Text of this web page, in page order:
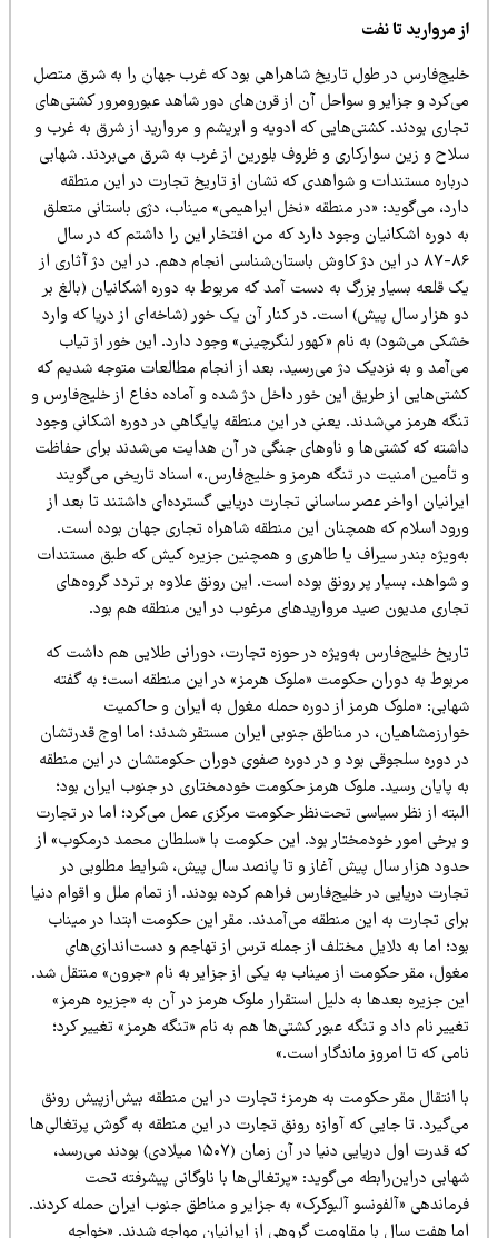
مروارید تا نفت
در طول تاریخ شاهراهی بود که غرب جهان را به شرق متصل
و جزایر و سواحل آن از قرن‌های دور شاهد عبورومرور کشتی‌های
بودند. کشتی‌هایی که ادویه و ابریشم و مروارید از شرق به غرب و
و زین سوارکاری و ظروف بلورین از غرب به شرق می‌بردند. شهابی
مستندات و شواهدی که نشان از تاریخ تجارت در این منطقه
می‌گوید: «در منطقه «نخل ابراهیمی» میناب، دژی باستانی متعلق
دوره اشکانیان وجود دارد که من افتخار این را داشتم که در سال
۸۶-۸۷ در این دژ کاوش باستان‌شناسی انجام دهم. در این دژ آثاری از
قلعه بسیار بزرگ به دست آمد که مربوط به دوره اشکانیان (بالغ بر
هزار سال پیش) است. در کنار آن یک خور (شاخه‌ای از دریا که وارد
می‌شود) به نام «کهور لنگرچینی» وجود دارد. این خور از تیاب
و به نزدیک دژ می‌رسید. بعد از انجام مطالعات متوجه شدیم که
از طریق این خور داخل دژ شده و آماده دفاع از خلیج‌فارس و
هرمز می‌شدند. یعنی در این منطقه پایگاهی در دوره اشکانی وجود
که کشتی‌ها و ناوهای جنگی در آن هدایت می‌شدند برای حفاظت
تأمین امنیت در تنگه هرمز و خلیج‌فارس.» اسناد تاریخی می‌گویند
اواخر عصر ساسانی تجارت دریایی گسترده‌ای داشتند تا بعد از
اسلام که همچنان این منطقه شاهراه تجاری جهان بوده است.
بندر سیراف یا طاهری و همچنین جزیره کیش که طبق مستندات
شواهد، بسیار پر رونق بوده است. این رونق علاوه بر تردد گروه‌های
مدیون صید مرواریدهای مرغوب در این منطقه هم بود.
خلیج‌فارس به‌ویژه در حوزه تجارت، دورانی طلایی هم داشت که
به دوران حکومت «ملوک هرمز» در این منطقه است؛ به گفته
«ملوک هرمز از دوره حمله مغول به ایران و حاکمیت
در مناطق جنوبی ایران مستقر شدند؛ اما اوج قدرتشان
دوره سلجوقی بود و در دوره صفوی دوران حکومتشان در این منطقه
پایان رسید. ملوک هرمز حکومت خودمختاری در جنوب ایران بود؛
از نظر سیاسی تحت‌نظر حکومت مرکزی عمل می‌کرد؛ اما در تجارت
برخی امور خودمختار بود. این حکومت با «سلطان محمد درمکوب» از
هزار سال پیش آغاز و تا پانصد سال پیش، شرایط مطلوبی در
دریایی در خلیج‌فارس فراهم کرده بودند. از تمام ملل و اقوام دنیا
تجارت به این منطقه می‌آمدند. مقر این حکومت ابتدا در میناب
اما به دلایل مختلف از جمله ترس از تهاجم و دست‌اندازی‌های
مقر حکومت از میناب به یکی از جزایر به نام «جرون» منتقل شد.
جزیره بعدها به دلیل استقرار ملوک هرمز در آن به «جزیره هرمز»
نام داد و تنگه عبور کشتی‌ها هم به نام «تنگه هرمز» تغییر کرد؛
که تا امروز ماندگار است.»
انتقال مقر حکومت به هرمز؛ تجارت در این منطقه بیش‌ازپیش رونق
تا جایی که آوازه رونق تجارت در این منطقه به گوش پرتغالی‌ها
که قدرت اول دریایی دنیا در آن زمان (۱۵۰۷ میلادی) بودند می‌رسد،
دراین‌رابطه می‌گوید: «پرتغالی‌ها با ناوگانی پیشرفته تحت
«آلفونسو آلبوکرک» به جزایر و مناطق جنوب ایران حمله کردند.
هفت سال با مقاومت گروهی از ایرانیان مواجه شدند. «خواجه